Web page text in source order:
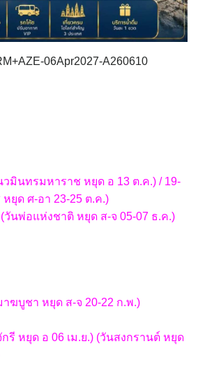
9
ลักเซม บัลแกเรีย โรมาเนีย 2
06Apr2027-A260610
มินทรมหาราช หยุด อ 13 ต.ค.) / 19-
ยุด ศ-อา 23-25 ต.ค.)
นพ่อแห่งชาติ หยุด ส-จ 05-07 ธ.ค.)
ฆบูชา หยุด ส-จ 20-22 ก.พ.)
รี หยุด อ 06 เม.ย.) (วันสงกรานต์ หยุด